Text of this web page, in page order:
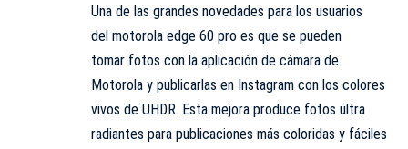
Una de las grandes novedades para los usuarios
del motorola edge 60 pro es que se pueden
tomar fotos con la aplicación de cámara de
Motorola y publicarlas en Instagram con los colores
vivos de UHDR. Esta mejora produce fotos ultra
radiantes para publicaciones más coloridas y fáciles